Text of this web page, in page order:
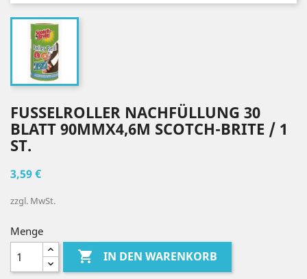
FUSSELROLLER NACHFÜLLUNG 30
BLATT 90MMX4,6M SCOTCH-BRITE / 1
ST.
3,59 €
zzgl. MwSt.
Menge
 IN DEN WARENKORB